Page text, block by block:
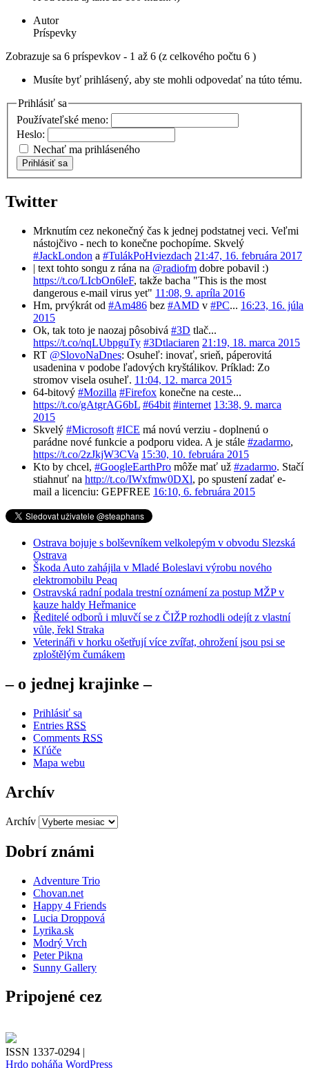
Autor
Príspevky
Zobrazuje sa 6 príspevkov - 1 až 6 (z celkového počtu 6 )
Musíte byť prihlásený, aby ste mohli odpovedať na túto tému.
Prihlásiť sa
Používateľské meno:
Heslo:
Nechať ma prihláseného
Prihlásiť sa
Twitter
Mrknutím cez nekonečný čas k jednej podstatnej veci. Veľmi
nástojčivo - nech to konečne pochopíme. Skvelý
#JackLondon a #TulákPoHviezdach 21:47, 16. februára 2017
| text tohto songu z rána na @radiofm dobre pobavil :)
https://t.co/LIcbOn6leF, takže bacha "This is the most
dangerous e-mail virus yet" 11:08, 9. apríla 2016
Hm, prvýkrát od #Am486 bez #AMD v #PC... 16:23, 16. júla
2015
Ok, tak toto je naozaj pôsobivá #3D tlač...
https://t.co/nqLUbpguTy #3Dtlaciaren 21:19, 18. marca 2015
RT @SlovoNaDnes: Osuheľ: inovať, srieň, páperovitá
usadenina v podobe ľadových kryštálikov. Príklad: Zo
stromov visela osuheľ. 11:04, 12. marca 2015
64-bitový #Mozilla #Firefox konečne na ceste...
https://t.co/gAtgrAG6bL #64bit #internet 13:38, 9. marca
2015
Skvelý #Microsoft #ICE má novú verziu - doplnenú o
parádne nové funkcie a podporu videa. A je stále #zadarmo,
https://t.co/2zJkjW3CVa 15:30, 10. februára 2015
Kto by chcel, #GoogleEarthPro môže mať už #zadarmo. Stačí
stiahnuť na http://t.co/IWxfmw0DXl, po spustení zadať e-
mail a licenciu: GEPFREE 16:10, 6. februára 2015
Ostrava bojuje s bolševníkem velkolepým v obvodu Slezská
Ostrava
Škoda Auto zahájila v Mladé Boleslavi výrobu nového
elektromobilu Peaq
Ostravská radní podala trestní oznámení za postup MŽP v
kauze haldy Heřmanice
Ředitelé odborů i mluvčí se z ČIŽP rozhodli odejít z vlastní
vůle, řekl Straka
Veterináři v horku ošetřují více zvířat, ohrožení jsou psi se
zploštělým čumákem
– o jednej krajinke –
Prihlásiť sa
Entries RSS
Comments RSS
Kľúče
Mapa webu
Archív
Archív
Dobrí známi
Adventure Trio
Chovan.net
Happy 4 Friends
Lucia Droppová
Lyrika.sk
Modrý Vrch
Peter Pikna
Sunny Gallery
Pripojené cez
ISSN 1337-0294 |
Hrdo poháňa WordPress